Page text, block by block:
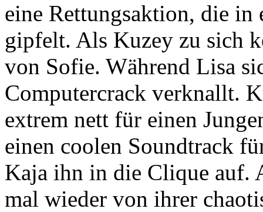
eine Rettungsaktion, die
gipfelt. Als Kuzey zu sich
von Sofie. Während Lisa
Computercrack verknallt.
extrem nett für einen
einen coolen Soundtrack
Kaja ihn in die Clique auf.
mal wieder von ihrer